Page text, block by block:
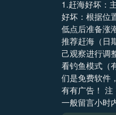
1.赶海好坏：
好坏：根据位
低点后准备涨
推荐赶海（日
己观察进行调
看钓鱼模式（
们是免费软件
有有广告！ 注
一般留言小时